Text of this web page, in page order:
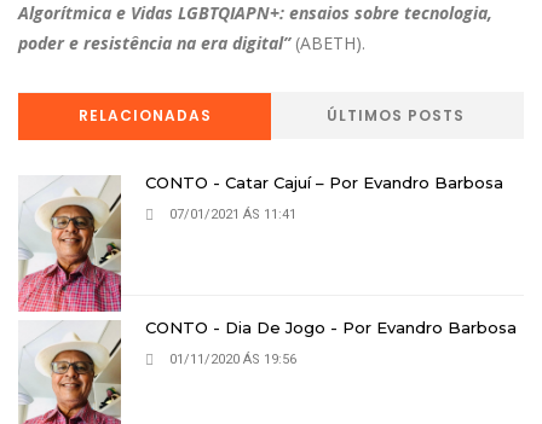
Algorítmica e Vidas LGBTQIAPN+: ensaios sobre tecnologia,
poder e resistência na era digital”(ABETH).
RELACIONADAS ÚLTIMOS POSTS
CONTO - Catar Cajuí – Por Evandro Barbosa
07/01/2021 ÁS 11:41
CONTO - Dia De Jogo - Por Evandro Barbosa
01/11/2020 ÁS 19:56